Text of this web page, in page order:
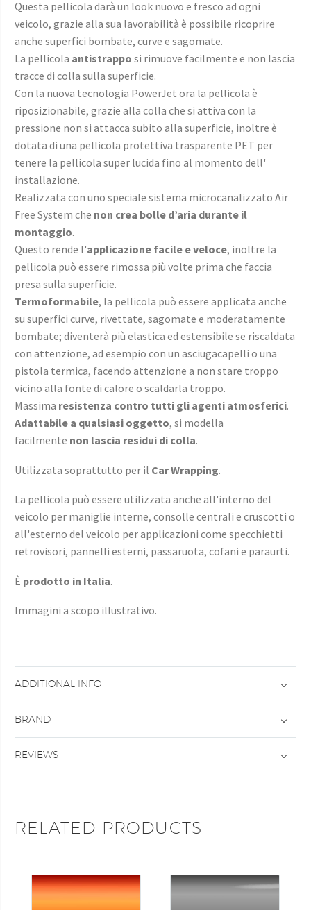
Questa pellicola darà un look nuovo e fresco ad ogni
veicolo, grazie alla sua lavorabilità è possibile ricoprire
anche superfici bombate, curve e sagomate.
La pellicola antistrappo si rimuove facilmente e non lascia
tracce di colla sulla superficie.
Con la nuova tecnologia PowerJet ora la pellicola è
riposizionabile, grazie alla colla che si attiva con la
pressione non si attacca subito alla superficie, inoltre è
dotata di una pellicola protettiva trasparente PET per
tenere la pellicola super lucida fino al momento dell'
installazione.
Realizzata con uno speciale sistema microcanalizzato Air
Free System che non crea bolle d’aria durante il
montaggio.
Questo rende l'applicazione facile e veloce, inoltre la
pellicola può essere rimossa più volte prima che faccia
presa sulla superficie.
Termoformabile, la pellicola può essere applicata anche
su superfici curve, rivettate, sagomate e moderatamente
bombate; diventerà più elastica ed estensibile se riscaldata
con attenzione, ad esempio con un asciugacapelli o una
pistola termica, facendo attenzione a non stare troppo
vicino alla fonte di calore o scaldarla troppo.
Massima resistenza contro tutti gli agenti atmosferici.
Adattabile a qualsiasi oggetto, si modella
facilmente non lascia residui di colla.
Utilizzata soprattutto per il Car Wrapping.
La pellicola può essere utilizzata anche all'interno del
veicolo per maniglie interne, consolle centrali e cruscotti o
all'esterno del veicolo per applicazioni come specchietti
retrovisori, pannelli esterni, passaruota, cofani e paraurti.
È prodotto in Italia.
Immagini a scopo illustrativo.
ADDITIONAL INFO
BRAND
REVIEWS
RELATED PRODUCTS